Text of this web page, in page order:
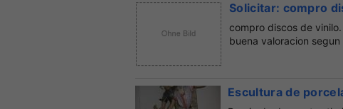
Solicitar: compro
compro discos de
buena valoracion
Escultura de